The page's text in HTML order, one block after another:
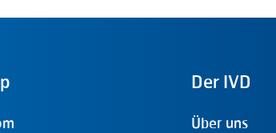
Der IVD
Über uns